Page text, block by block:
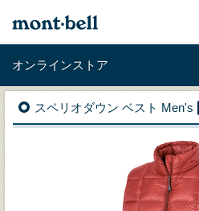
オンラインストア
スペリオダウン ベスト Men's